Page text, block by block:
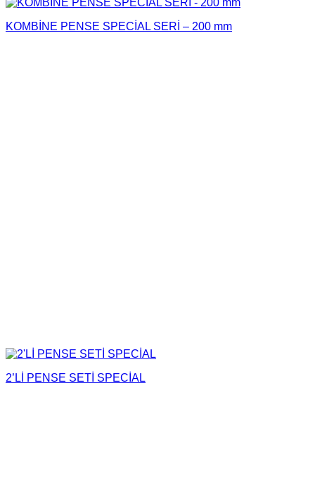
KOMBİNE PENSE SPECİAL SERİ – 200 mm
2’Lİ PENSE SETİ SPECİAL